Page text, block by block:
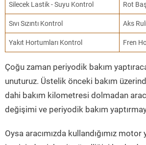
Silecek Lastik - Suyu Kontrol Rot
Sıvı Sızıntı Kontrol Aks
Yakıt Hortumları Kontrol Fren
Çoğu zaman periyodik bakım
unuturuz. Üstelik önceki bakım
dahi bakım kilometresi dolmadan
değişimi ve periyodik bakım
Oysa aracımızda kullandığımız motor